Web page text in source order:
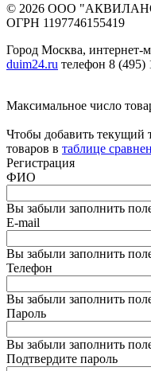
© 2026 ООО
ОГРН 1197746155419
Город Москва, интернет-
duim24.ru телефон 8 (495)
Максимальное число
Чтобы добавить текущий
товаров в таблице
Регистрация
ФИО
Вы забыли заполнить
E-mail
Вы забыли заполнить
Телефон
Вы забыли заполнить
Пароль
Вы забыли заполнить
Подтвердите пароль